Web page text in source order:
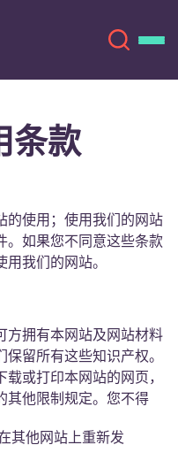
语言
Español
French
条款
的使用；使用我们的网站
。如果您不同意这些条款
我们的网站。
方拥有本网站及网站材料
留所有这些知识产权。
或打印本网站的网页，
其他限制规定。您不得
其他网站上重新发